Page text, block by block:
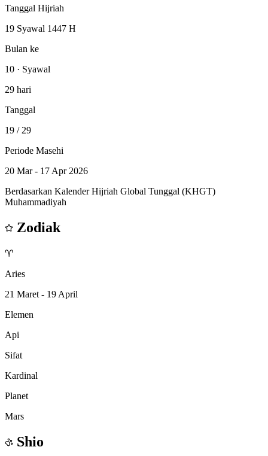
Tanggal Hijriah
19 Syawal 1447 H
Bulan ke
10 · Syawal
29 hari
Tanggal
19 / 29
Periode Masehi
20 Mar - 17 Apr 2026
Berdasarkan Kalender Hijriah Global Tunggal (KHGT)
Muhammadiyah
Zodiak
♈
Aries
21 Maret - 19 April
Elemen
Api
Sifat
Kardinal
Planet
Mars
Shio